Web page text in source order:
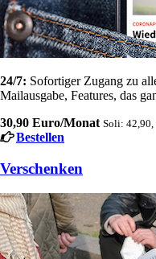
24/7: Sofortiger Zugang zu
Mailausgabe, Features, das
30,90 Euro/Monat Soli: 42,90,
Bestellen
Verschenken